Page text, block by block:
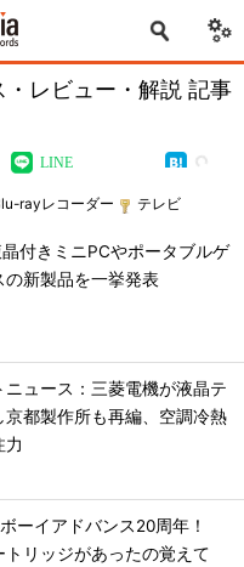
・レビュー・解説 記事
LINE
rayレコーダー テレビ
晶付きミニPCやポータブルゲ
の新製品を一挙発表
ュース：三菱電機が液晶テ
京都製作所も再編、空調冷熱
力
ーイアドバンス20周年！
トリッジがあったの覚えて